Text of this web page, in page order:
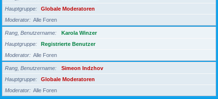
Hauptgruppe
Globale Moderatoren
Moderator
Alle Foren
Rang, Benutzername
Karola Winzer
Hauptgruppe
Registrierte Benutzer
Moderator
Alle Foren
Rang, Benutzername
Simeon Indzhov
Hauptgruppe
Globale Moderatoren
Moderator
Alle Foren